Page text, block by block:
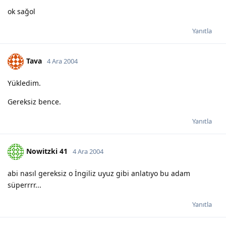
ok sağol
Yanıtla
Tava 4 Ara 2004
Yükledim.
Gereksiz bence.
Yanıtla
Nowitzki 41 4 Ara 2004
abi nasıl gereksiz o İngiliz uyuz gibi anlatıyo bu adam
süperrrr...
Yanıtla